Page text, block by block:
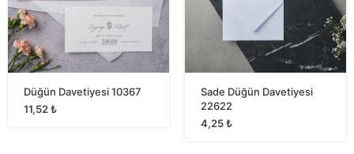
Düğün Davetiyesi 10367
11,52₺
Sade Düğün Davetiyesi
22622
4,25₺